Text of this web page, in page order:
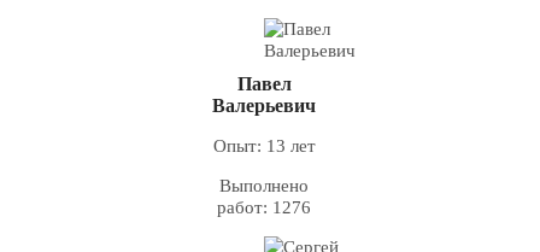
Павел
Валерьевич
Опыт: 13 лет
Выполнено
работ: 1276